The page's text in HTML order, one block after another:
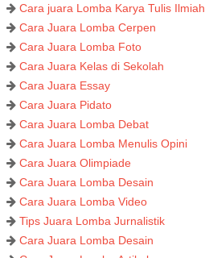
Cara juara Lomba Karya Tulis Ilmiah
Cara Juara Lomba Cerpen
Cara Juara Lomba Foto
Cara Juara Kelas di Sekolah
Cara Juara Essay
Cara Juara Pidato
Cara Juara Lomba Debat
Cara Juara Lomba Menulis Opini
Cara Juara Olimpiade
Cara Juara Lomba Desain
Cara Juara Lomba Video
Tips Juara Lomba Jurnalistik
Cara Juara Lomba Desain